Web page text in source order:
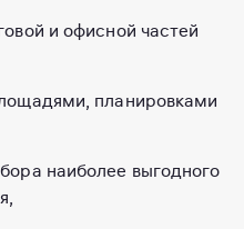
и офисной частей
планировками
наиболее выгодного